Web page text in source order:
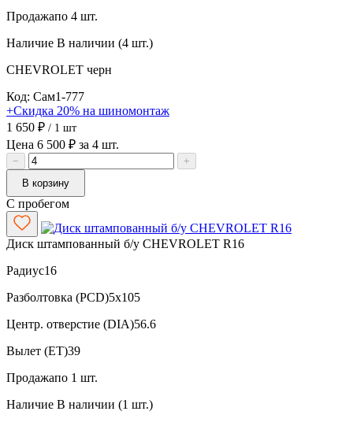
Продажапо 4 шт.
Наличие В наличии (4 шт.)
CHEVROLET черн
Код: Сам1-777
+Скидка 20% на шиномонтаж
1 650 ₽ / 1 шт
Цена 6 500 ₽ за 4 шт.
−
+
В корзину
С пробегом
Диск штампованный б/у CHEVROLET R16
Радиус16
Разболтовка (PCD)5x105
Центр. отверстие (DIA)56.6
Вылет (ET)39
Продажапо 1 шт.
Наличие В наличии (1 шт.)